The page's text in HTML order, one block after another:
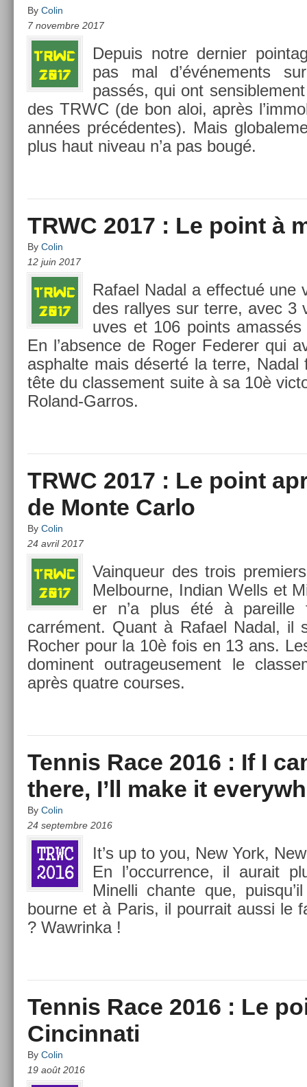
By Colin
7 novembre 2017
De­puis notre de­rni­er
pas mal d’événe­ments
passés, qui ont
des TRWC (de bon aloi, après
années précéden­tes). Mais
plus haut niveau n’a pas bougé.
TRWC 2017 : Le point à
By Colin
12 juin 2017
Rafael Nadal a ef­fectué une
des ral­lyes sur terre, avec 3
uves et 106 points
En l’abs­ence de Roger Feder­er qui
as­phal­te mais déserté la terre,
tête du clas­se­ment suite à sa 10è
Roland-Garros.
TRWC 2017 : Le point
de Monte Carlo
By Colin
24 avril 2017
Vain­queur des trois
Mel­bour­ne, In­dian Wells et
er n’a plus été à pareil­le
carrément. Quant à Rafael Nadal, il
Roch­er pour la 10è fois en 13 ans.
dominent out­rageuse­ment le
après quat­re co­ur­ses.
Tennis Race 2016 : If I
there, I’ll make it
By Colin
24 septembre 2016
It’s up to you, New York,
En l’oc­curr­ence, il aurait
Minel­li chan­te que,
bour­ne et à Paris, il pour­rait aussi le
? Waw­rinka !
Tennis Race 2016 : Le
Cincinnati
By Colin
19 août 2016